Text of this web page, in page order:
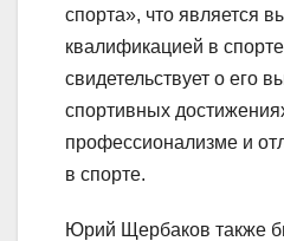
спорта», что является
квалификацией в
свидетельствует о его
спортивных
профессионализме и
в спорте.
Юрий Щербаков также